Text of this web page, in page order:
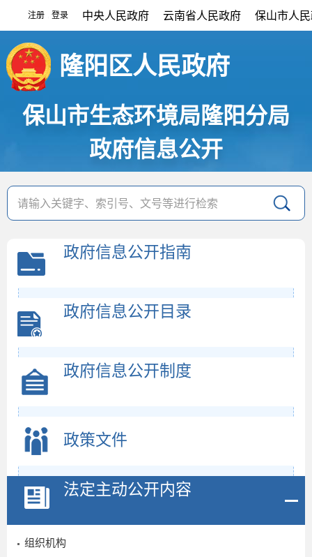
注册 登录 中央人民政府 云南省人民政府 保山市人
隆阳区人民政府
保山市生态环境局隆阳分局
政府信息公开
政府信息公开指南
政府信息公开目录
政府信息公开制度
政策文件
法定主动公开内容
组织机构